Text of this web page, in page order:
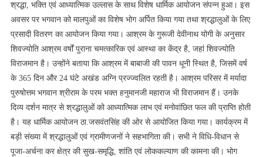
भोग
एवं
प्रसादी
का
आयोजन
श्रद्धा, भक्ति एवं आध्यात्मिक उल्लास के साथ विशेष धार्मिक आयोजन संपन्न हुआ। इस
अवसर पर भगवान को मालपुओं का विशेष भोग अर्पित किया गया तथा श्रद्धालुओं के लिए
प्रसादी वितरण का आयोजन किया गया। आश्रम के गुरूजी देवीनाथ योगी के अनुसार
शिवज्योति आश्रम वर्षों पुराना चमत्कारिक एवं आस्था का केंद्र है, जहां शिवज्योति
विराजमान है। उन्होंने बताया कि आश्रम में बाबाजी की पावन धूनी स्थित है, जिसमें वर्ष
के 365 दिन और 24 घंटे अखंड अग्नि प्रज्ज्वलित रहती है। आश्रम परिसर में मर्यादा
पुरुषोत्तम भगवान श्रीराम के परम भक्त हनुमानजी महाराज भी विराजमान हैं। उनके
दिव्य दर्शन मात्र से श्रद्धालुओं को आध्यात्मिक लाभ एवं मनोवांछित फल की प्राप्ति होती
है। यह धार्मिक आयोजन ठा.जसवंतसिंह की ओर से आयोजित किया गया। कार्यक्रम में
बड़ी संख्या में श्रद्धालुओं एवं ग्रामीणजनों ने सहभागिता की। सभी ने विधि-विधान से
पूजा-अर्चना कर क्षेत्र की सुख-समृद्धि, शांति एवं लोककल्याण की कामना की। भोग